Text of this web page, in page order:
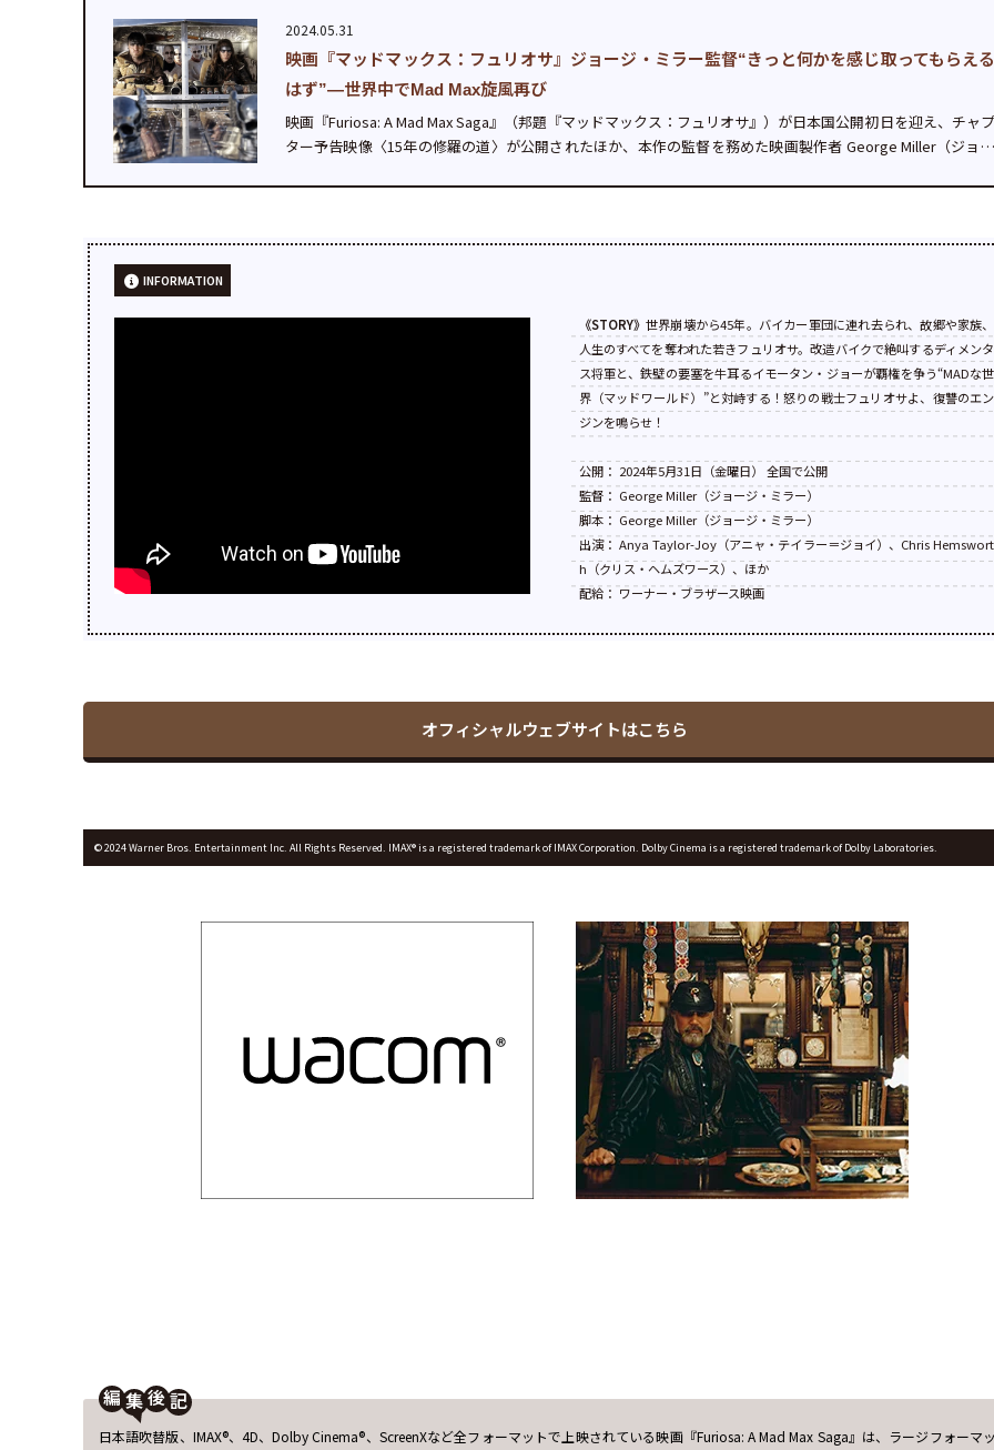
2024.05.31
映画『マッドマックス：フュリオサ』ジョージ・ミラー監督“きっと何かを感じ取ってもらえ
はず”—世界中でMad Max旋風再び
映画『Furiosa: A Mad Max Saga』（邦題『マッドマックス：フュリオサ』）が日本国公開初日を迎え、チャプ
ター予告映像〈15年の修羅の道〉が公開されたほか、本作の監督を務めた映画製作者 George Miller（ジョー
INFORMATION
《STORY》世界崩壊から45年。バイカー軍団に連れ去られ、故郷や家族、
人生のすべてを奪われた若きフュリオサ。改造バイクで絶叫するディメンタ
ス将軍と、鉄壁の要塞を牛耳るイモータン・ジョーが覇権を争う“MADな世
界（マッドワールド）”と対峙する！怒りの戦士フュリオサよ、復讐のエン
ジンを鳴らせ！
公開： 2024年5月31日（金曜日） 全国で公開
監督： George Miller（ジョージ・ミラー）
脚本： George Miller（ジョージ・ミラー）
出演： Anya Taylor-Joy（アニャ・テイラー＝ジョイ）、Chris Hemswort
h（クリス・ヘムズワース）、ほか
配給： ワーナー・ブラザース映画
オフィシャルウェブサイトはこちら
© 2024 Warner Bros. Entertainment Inc. All Rights Reserved. IMAX® is a registered trademark of IMAX Corporation. Dolby Cinema is a registered trademark of Dolby Laboratories.
編
後
日本語吹替版、IMAX®︎、4D、Dolby Cinema®︎、ScreenXなど全フォーマットで上映されている映画『Furiosa: A Mad Max Saga』は、ラージフォーマ